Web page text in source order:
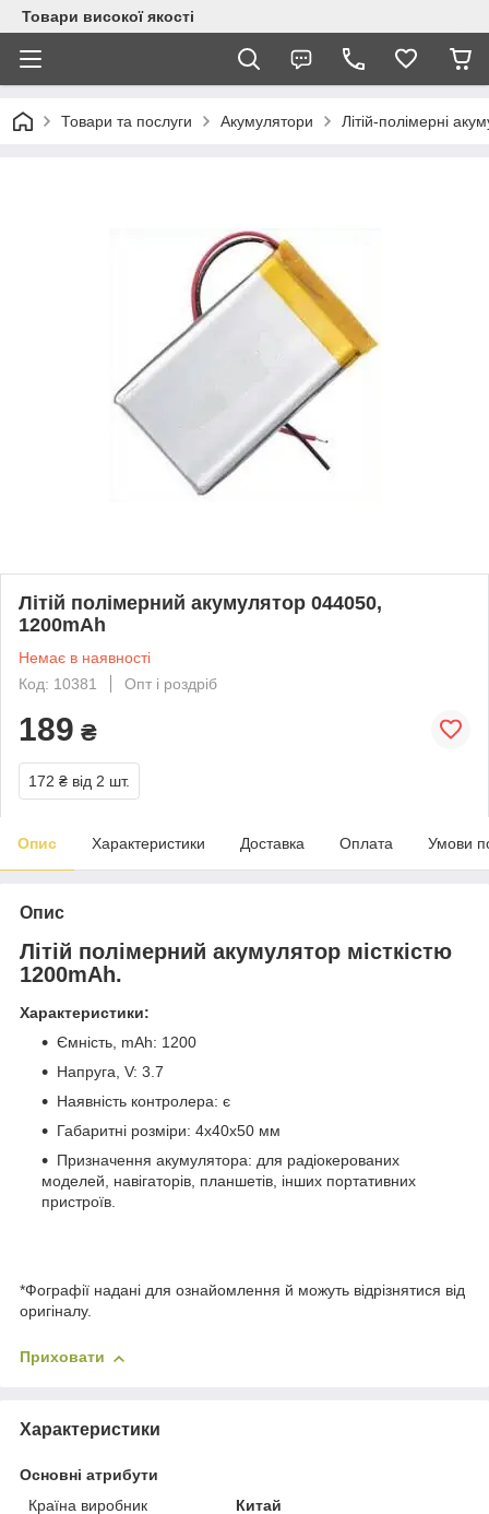
Товари високої якості
Товари та послуги Акумулятори Літій-полімерні
Літій полімерний акумулятор 044050,
1200mAh
Немає в наявності
Код: 10381
Опт і роздріб
189 ₴
172 ₴ від 2 шт.
Опис Характеристики Доставка Оплата Умови
Опис
Літій полімерний акумулятор місткістю
1200mAh.
Характеристики:
Ємність, mAh: 1200
Напруга, V: 3.7
Наявність контролера: є
Габаритні розміри: 4х40х50 мм
Призначення акумулятора: для радіокерованих
моделей, навігаторів, планшетів, інших портативних
пристроїв.
*Фографії надані для ознайомлення й можуть відрізнятися від
оригіналу.
Приховати
Характеристики
Основні атрибути
Країна виробник
Китай